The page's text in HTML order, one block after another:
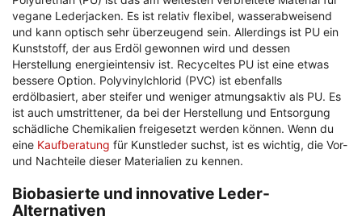
vegane Lederjacken. Es ist relativ flexibel, wasserabweisend
und kann optisch sehr überzeugend sein. Allerdings ist PU ein
Kunststoff, der aus Erdöl gewonnen wird und dessen
Herstellung energieintensiv ist. Recyceltes PU ist eine etwas
bessere Option. Polyvinylchlorid (PVC) ist ebenfalls
erdölbasiert, aber steifer und weniger atmungsaktiv als PU. Es
ist auch umstrittener, da bei der Herstellung und Entsorgung
schädliche Chemikalien freigesetzt werden können. Wenn du
eine Kaufberatung für Kunstleder suchst, ist es wichtig, die Vor-
und Nachteile dieser Materialien zu kennen.
Biobasierte und innovative Leder-
Alternativen